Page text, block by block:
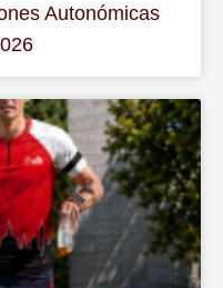
Autonómicas